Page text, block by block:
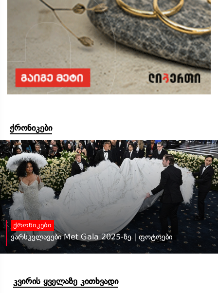
ქრონიკები
ქრონიკები
ვარსკვლავები Met Gala 2025-ზე | ფოტოები
კვირის ყველაზე კითხვადი